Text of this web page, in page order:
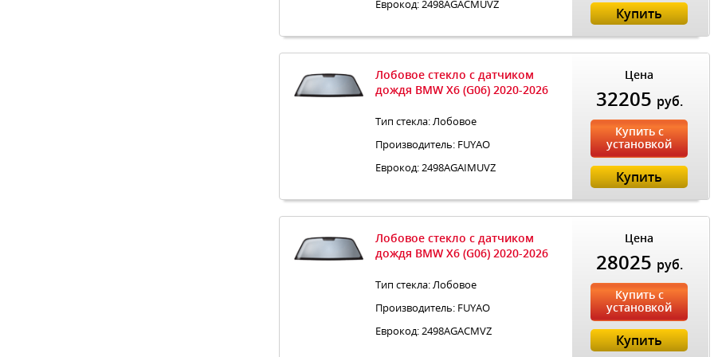
Еврокод: 2498AGACMUVZ
Купить
Лобовое стекло с датчиком
дождя BMW X6 (G06) 2020-2026
Тип стекла: Лобовое
Производитель: FUYAO
Еврокод: 2498AGAIMUVZ
Цена
32205 руб.
Купить с
установкой
Купить
Лобовое стекло с датчиком
дождя BMW X6 (G06) 2020-2026
Тип стекла: Лобовое
Производитель: FUYAO
Еврокод: 2498AGACMVZ
Цена
28025 руб.
Купить с
установкой
Купить